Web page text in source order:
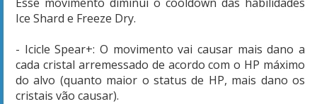
Ice Shard e Freeze Dry.
- Icicle Spear+: O movimento vai causar mais dano a
cada cristal arremessado de acordo com o HP máximo
do alvo (quanto maior o status de HP, mais dano os
cristais vão causar).